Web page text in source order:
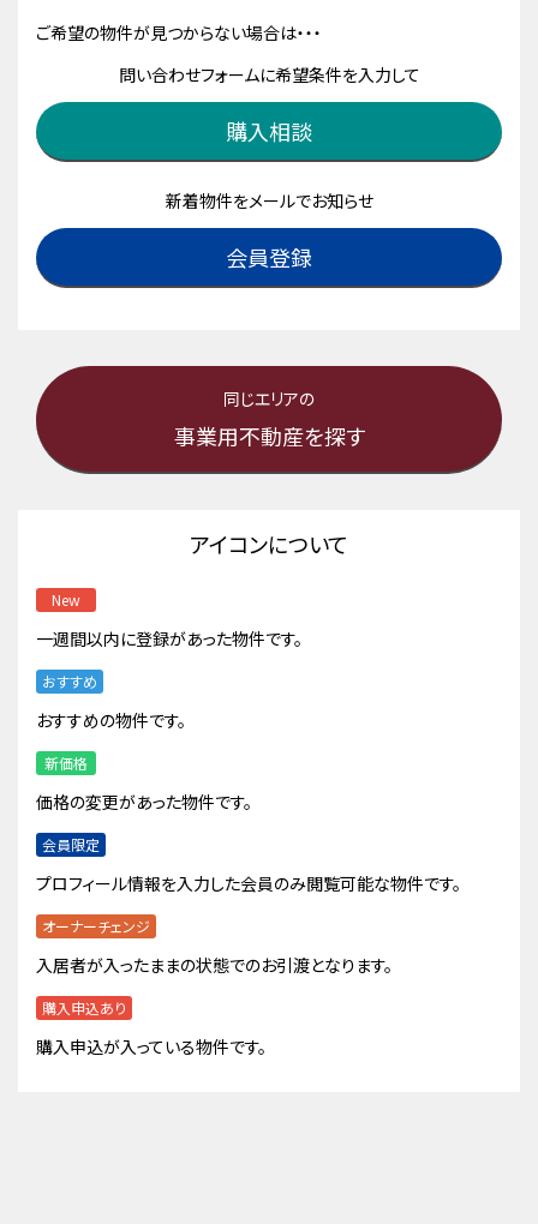
ご希望の物件が見つからない場合は・・・
問い合わせフォームに希望条件を入力して
購入相談
新着物件をメールでお知らせ
会員登録
同じエリアの
事業用不動産を探す
アイコンについて
New
一週間以内に登録があった物件です。
おすすめ
おすすめの物件です。
新価格
価格の変更があった物件です。
会員限定
プロフィール情報を入力した会員のみ閲覧可能な物件です。
オーナーチェンジ
入居者が入ったままの状態でのお引渡となります。
購入申込あり
購入申込が入っている物件です。